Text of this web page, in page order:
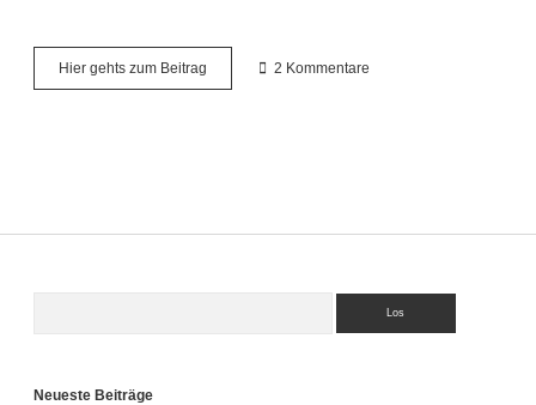
Hier gehts zum Beitrag
Hauch
2 Kommentare
Neueste Beiträge